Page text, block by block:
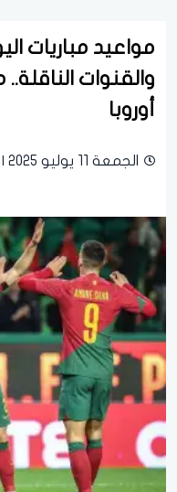
والقنوات
أوروبا
الجمعة 11 يوليو 2025 | 09:17 صباحاً